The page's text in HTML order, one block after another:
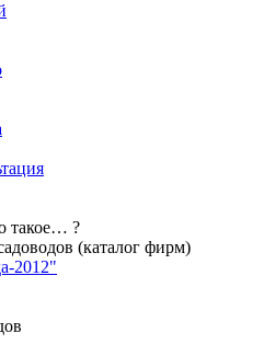
такое… ?
(каталог фирм)
2012"